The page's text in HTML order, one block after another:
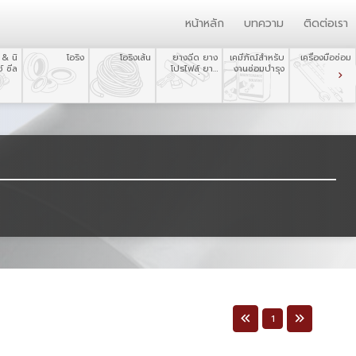
หน้าหลัก บทความ ติดต่อเรา
& นิ
ซีล
โอริง โอริงเส้น
ยางฉีด ยาง
โปรไฟล์ ยาง
ขึ้นรูป
เคมีภัณ์สำหรับ
งานซ่อมบำรุง
เครื่องมือซ่อม
1